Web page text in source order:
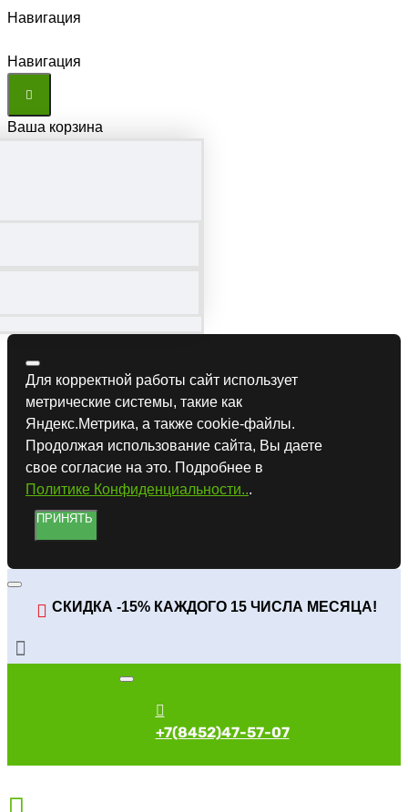
Навигация
Навигация
Ваша корзина
Для корректной работы сайт использует
метрические системы, такие как
Яндекс.Метрика, а также cookie-файлы.
Продолжая использование сайта, Вы даете
свое согласие на это. Подробнее в
Политике Конфиденциальности...
ПРИНЯТЬ
СКИДКА -15% КАЖДОГО 15 ЧИСЛА МЕСЯЦА!
+7(8452)47-57-07